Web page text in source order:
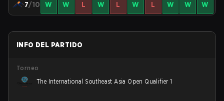
7/10 W W L W L W L W W W
INFO DEL PARTIDO
Torneo
The International Southeast Asia Open Qualifier 1